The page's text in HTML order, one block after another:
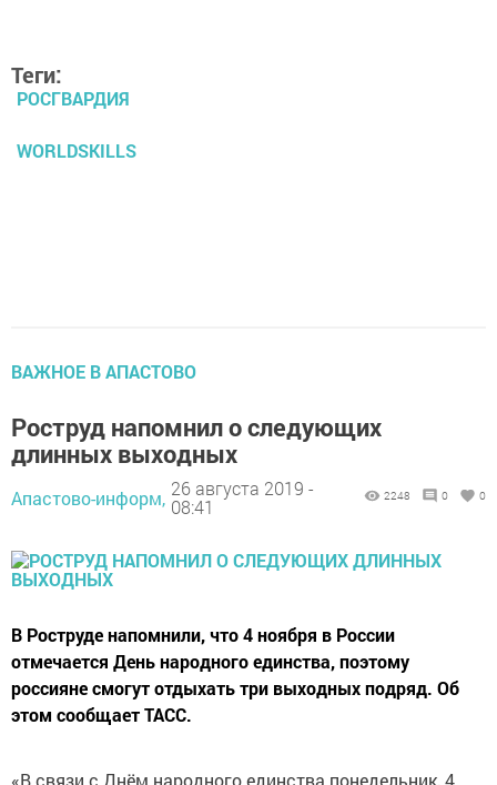
Теги:
РОСГВАРДИЯ
WORLDSKILLS
ВАЖНОЕ В АПАСТОВО
Роструд напомнил о следующих
длинных выходных
Апастово-информ, 26 августа 2019 -
08:41
2248 0 0
В Роструде напомнили, что 4 ноября в России
отмечается День народного единства, поэтому
россияне смогут отдыхать три выходных подряд. Об
этом сообщает ТАСС.
«В связи с Днём народного единства понедельник, 4